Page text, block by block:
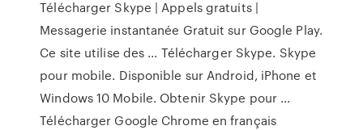
Télécharger Skype | Appels gratuits |
Messagerie instantanée Gratuit sur Google Play.
Ce site utilise des ... Télécharger Skype. Skype
pour mobile. Disponible sur Android, iPhone et
Windows 10 Mobile. Obtenir Skype pour ...
Télécharger Google Chrome en français